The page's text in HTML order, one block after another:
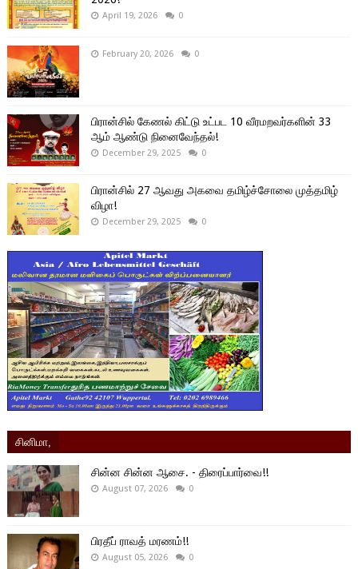
April 19, 2026 0
February 20, 2026 0
பிரான்சில் கேணல் கிட்டு உட்பட 10 வீரமறவர்களின் 33
ஆம் ஆண்டு நினைவேந்தல்!
December 29, 2025 0
பிரான்சில் 27 ஆவது அகவை தமிழ்ச்சோலை முத்தமிழ்
விழா!
December 29, 2025 0
சினிமா,
சின்ன சின்ன ஆசை. - திரைப்பார்வை!!
August 07, 2026 0
பிரதீப் ராவத் மரணம்!!
August 05, 2026 0